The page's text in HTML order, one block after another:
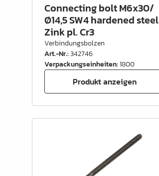
Connecting bolt M6x30/
Ø14,5 SW4 hardened steel
Zink pl. Cr3
Verbindungsbolzen
Art.-Nr.:342746
Verpackungseinheiten:1800
Produkt anzeigen